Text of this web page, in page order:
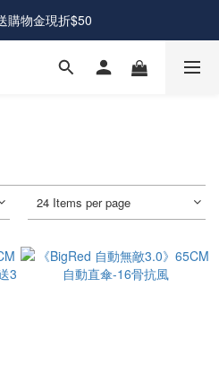
購物金現折$50
購物金現折$50
超商&宅配滿額免運
24 Items per page